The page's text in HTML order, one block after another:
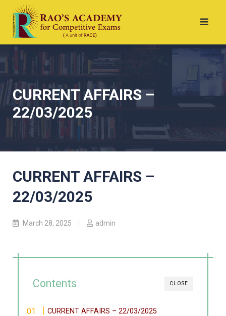
CURRENT AFFAIRS –
22/03/2025
CURRENT AFFAIRS –
22/03/2025
March 28, 2025 admin
CLOSE
Contents
CURRENT AFFAIRS – 22/03/2025